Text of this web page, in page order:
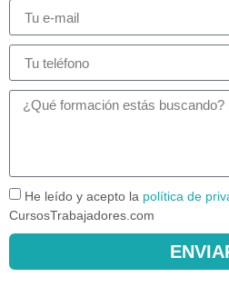
He leído y acepto la política de
CursosTrabajadores.com